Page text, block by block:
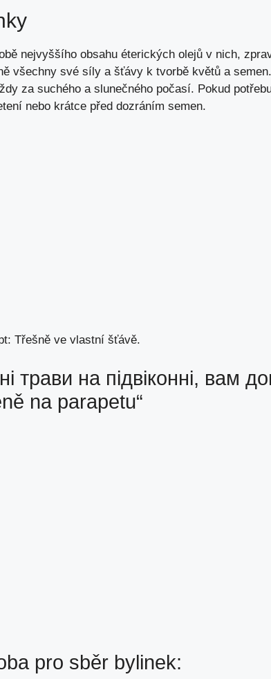
nejvyššího obsahu éterických olejů v nich,
všechny své síly a šťávy k tvorbě květů a
za suchého a slunečného počasí. Pokud
nebo krátce před dozráním semen.
Třešně ve vlastní šťávě.
трави на підвіконні, вам
na parapetu“
pro sběr bylinek: